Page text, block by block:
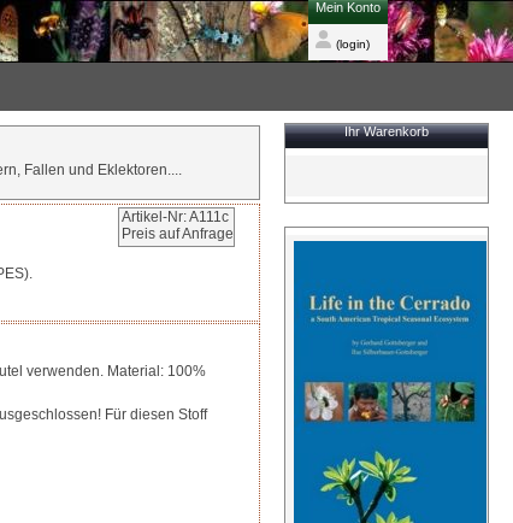
Mein Konto
(login)
Ihr Warenkorb
Fallen und Eklektoren....
Artikel-Nr: A111c
Preis auf Anfrage
verwenden. Material: 100%
Für diesen Stoff